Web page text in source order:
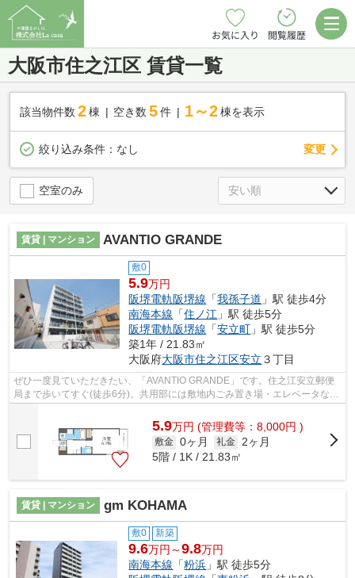
お気に入り 閲覧履歴
大阪市住之江区 賃貸一覧
該当物件数 2棟 空き数 5 件 1～2 棟を表示
絞り込み条件： なし 変更
空室のみ
賃貸 | マンション AVANTIO GRANDE
敷0
5.9万円
阪堺電軌阪堺線 「我孫子道 」駅 徒歩4分
南海本線 「住ノ江 」駅 徒歩5分
阪堺電軌阪堺線 「安立町 」駅 徒歩5分
築1年 / 21.83㎡
大阪府大阪市住之江区安立 ３丁目
ぜひ一度見ていただきたい、「AVANTIO GRANDE」です。住之江安立郵便
局まで歩いてすぐ(徒歩6分)。共用部には敷地内ごみ置き場・エレベータなど
が備わっておりとても充実しています。2...
5.9万円 (管理費等：8,000円 )
敷金 0ヶ月 礼金 2ヶ月
5階 / 1K / 21.83㎡
賃貸 | マンション gm KOHAMA
敷0 新築
9.6万円～9.8万円
南海本線 「粉浜 」駅 徒歩5分